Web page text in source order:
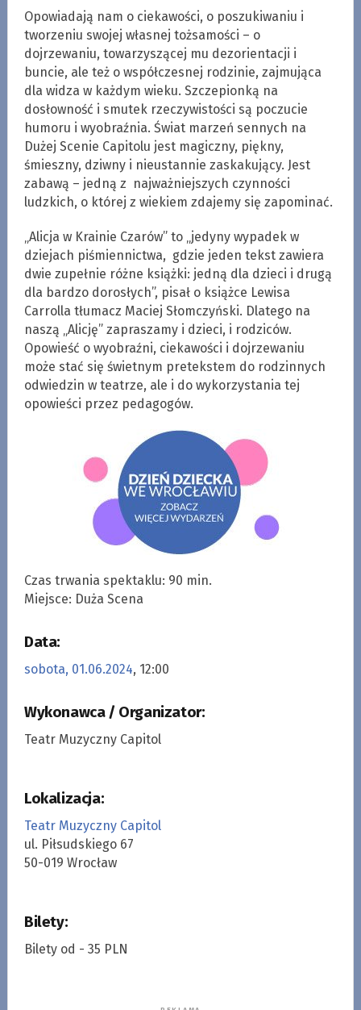
Opowiadają nam o ciekawości, o poszukiwaniu i
tworzeniu swojej własnej tożsamości – o
dojrzewaniu, towarzyszącej mu dezorientacji i
buncie, ale też o współczesnej rodzinie, zajmująca
dla widza w każdym wieku. Szczepionką na
dosłowność i smutek rzeczywistości są poczucie
humoru i wyobraźnia. Świat marzeń sennych na
Dużej Scenie Capitolu jest magiczny, piękny,
śmieszny, dziwny i nieustannie zaskakujący. Jest
zabawą – jedną z najważniejszych czynności
ludzkich, o której z wiekiem zdajemy się zapominać.
„Alicja w Krainie Czarów” to „jedyny wypadek w
dziejach piśmiennictwa, gdzie jeden tekst zawiera
dwie zupełnie różne książki: jedną dla dzieci i drugą
dla bardzo dorosłych”, pisał o książce Lewisa
Carrolla tłumacz Maciej Słomczyński. Dlatego na
naszą „Alicję” zapraszamy i dzieci, i rodziców.
Opowieść o wyobraźni, ciekawości i dojrzewaniu
może stać się świetnym pretekstem do rodzinnych
odwiedzin w teatrze, ale i do wykorzystania tej
opowieści przez pedagogów.
Czas trwania spektaklu: 90 min.
Miejsce: Duża Scena
Data:
sobota, 01.06.2024, 12:00
Wykonawca / Organizator:
Teatr Muzyczny Capitol
Lokalizacja:
Teatr Muzyczny Capitol
ul. Piłsudskiego 67
50-019 Wrocław
Bilety:
Bilety od - 35 PLN